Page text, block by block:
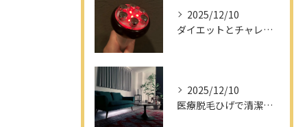
2025/12/10
ダイエットとチャレンジを愛知県名古屋市で楽しみながら成功させるポイント解説
2025/12/10
医療脱毛ひげで清潔感アップを目指す男性へ愛知県名古屋市のヒゲ脱毛で選ぶべきポイント